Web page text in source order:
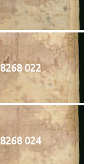
8268 022
8268 024